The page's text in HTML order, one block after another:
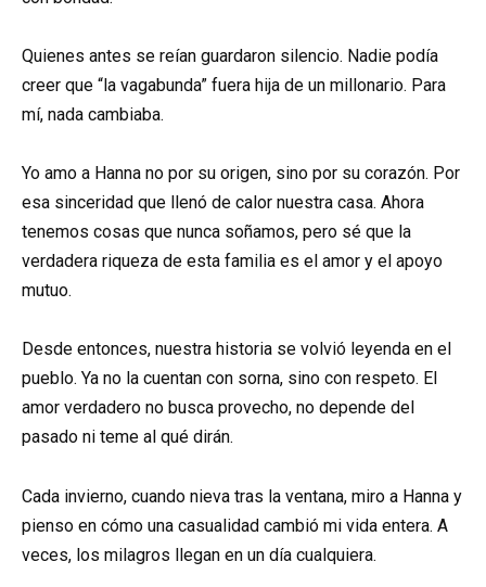
Quienes antes se reían guardaron silencio. Nadie podía
creer que “la vagabunda” fuera hija de un millonario. Para
mí, nada cambiaba.
Yo amo a Hanna no por su origen, sino por su corazón. Por
esa sinceridad que llenó de calor nuestra casa. Ahora
tenemos cosas que nunca soñamos, pero sé que la
verdadera riqueza de esta familia es el amor y el apoyo
mutuo.
Desde entonces, nuestra historia se volvió leyenda en el
pueblo. Ya no la cuentan con sorna, sino con respeto. El
amor verdadero no busca provecho, no depende del
pasado ni teme al qué dirán.
Cada invierno, cuando nieva tras la ventana, miro a Hanna y
pienso en cómo una casualidad cambió mi vida entera. A
veces, los milagros llegan en un día cualquiera.